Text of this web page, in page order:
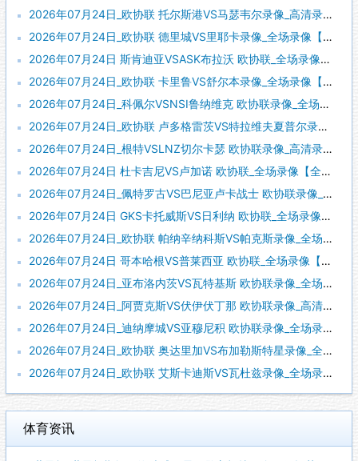
2026年07月24日_欧协联 托尔斯港VS马瑟韦尔录像_高清录像【全场回放】
2026年07月24日_欧协联 德里城VS里耶卡录像_全场录像【高清回放】
2026年07月24日 斯肯迪亚VSASK布拉沃 欧协联_全场录像【全场回放】
2026年07月24日_欧协联 卡里鲁VS舒尔本录像_全场录像【高清回放】
2026年07月24日_科佩尔VSNSI鲁纳维克 欧协联录像_全场录像【视频集锦】
2026年07月24日_欧协联 卢多格雷茨VS特拉维夫夏普尔录像_高清录像【全场回放】
2026年07月24日_根特VSLNZ切尔卡瑟 欧协联录像_高清录像【全场回放】
2026年07月24日 杜卡吉尼VS卢加诺 欧协联_全场录像【全场回放】
2026年07月24日_佩特罗古VS巴尼亚卢卡战士 欧协联录像_全场录像【全场回放】
2026年07月24日 GKS卡托威斯VS日利纳 欧协联_全场录像【视频集锦】
2026年07月24日_欧协联 帕纳辛纳科斯VS帕克斯录像_全场录像【高清回放】
2026年07月24日 哥本哈根VS普莱西亚 欧协联_全场录像【视频集锦】
2026年07月24日_亚布洛内茨VS瓦特基斯 欧协联录像_全场录像【视频集锦】
2026年07月24日_阿贾克斯VS伏伊伏丁那 欧协联录像_高清录像【全场回放】
2026年07月24日_迪纳摩城VS亚穆尼积 欧协联录像_全场录像【高清回放】
2026年07月24日_欧协联 奥达里加VS布加勒斯特星录像_全场录像【高清回放】
2026年07月24日_欧协联 艾斯卡迪斯VS瓦杜兹录像_全场录像【视频集锦】
体育资讯